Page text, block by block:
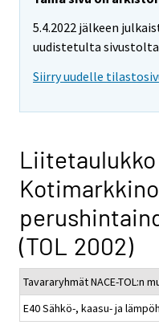
5.4.2022 jälkeen
uudistetulta
Siirry uudelle
Liitetaulukko
(TOL 2002)
Tavararyhmät NACE-TOL:n
E40 Sähkö-, kaasu- ja